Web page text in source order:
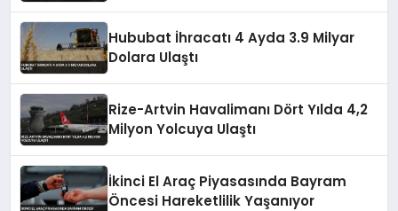
Hububat İhracatı 4 Ayda 3.9 Milyar
Dolara Ulaştı
Rize-Artvin Havalimanı Dört Yılda 4,2
Milyon Yolcuya Ulaştı
İkinci El Araç Piyasasında Bayram
Öncesi Hareketlilik Yaşanıyor